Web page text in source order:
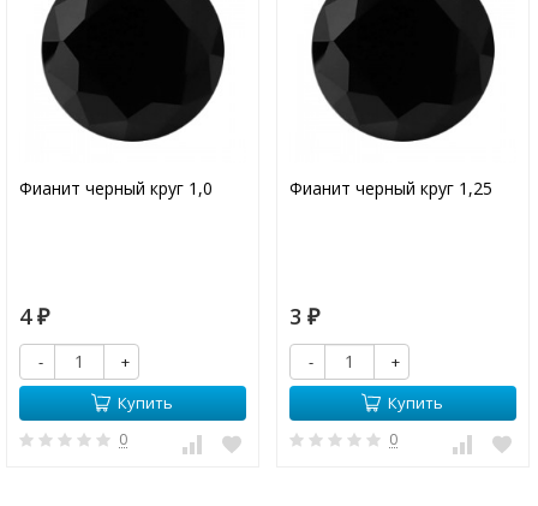
Фианит черный круг 1,0
4 ₽
-
+
Купить
0
Фианит черный круг 1,25
3 ₽
-
+
Купить
0